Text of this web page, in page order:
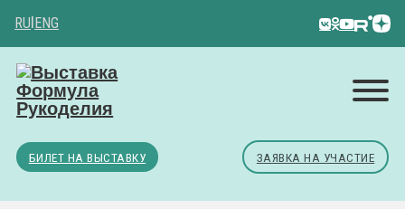
RU ENG
БИЛЕТ НА ВЫСТАВКУ ЗАЯВКА НА УЧАСТИЕ